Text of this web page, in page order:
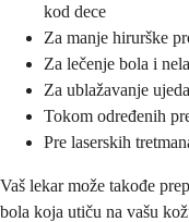
kod dece
Za manje hirurške
Za lečenje bola i
Za ublažavanje
Tokom određenih
Pre laserskih
Vaš lekar može takođe
bola koja utiču na vašu